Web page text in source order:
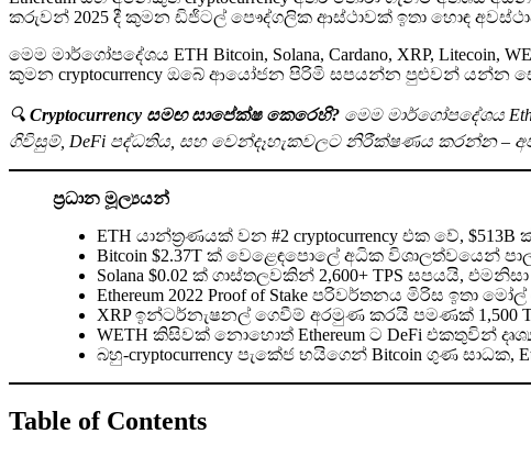
කරුවන් 2025 දී කුමන ඩිජිටල් පෞද්ගලික ආස්ථාවක් ඉතා හොඳ
මෙම මාර්ගෝපදේශය ETH Bitcoin, Solana, Cardano, XRP,
කුමන cryptocurrency ඔබේ ආයෝජන පිරිමි සපයන්න පුළුවන් යන්න
🔍 Cryptocurrency සමඟ සාපේක්ෂ කෙරෙහි? මෙම මාර්ගෝපදේශය
ගිවිසුම්, DeFi පද්ධතිය, සහ වෙන්දෑහැකවලට නිරීක්ෂණය කරන්න –
ප්‍රධාන මූල්‍යයන්
ETH යාන්ත්‍රණයක් වන #2 cryptocurrency එක වේ,
Bitcoin $2.37T ක් වෙළෙඳපොලේ අධික විශාලත්වයෙන්
Solana $0.02 ක් ගාස්තලවකින් 2,600+ TPS සපයයි,
Ethereum 2022 Proof of Stake පරිවර්තනය මිරිස
XRP ඉන්ටර්නැෂනල් ගෙවීම් අරමුණ කරයි පමණක් 1,500
WETH කිසිවක් නොහොත් Ethereum ට DeFi එකතුවින්
බහු-cryptocurrency පැකේජ භයිගෙන් Bitcoin ගුණ
Table of Contents